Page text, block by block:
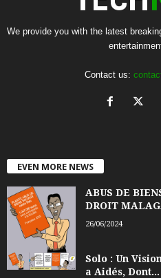
We provide you with the latest
Contact us:
EVEN MORE NEWS
ABUS DE
DROIT
26/06/2024
Solo : Un
a Aidés, Dont...